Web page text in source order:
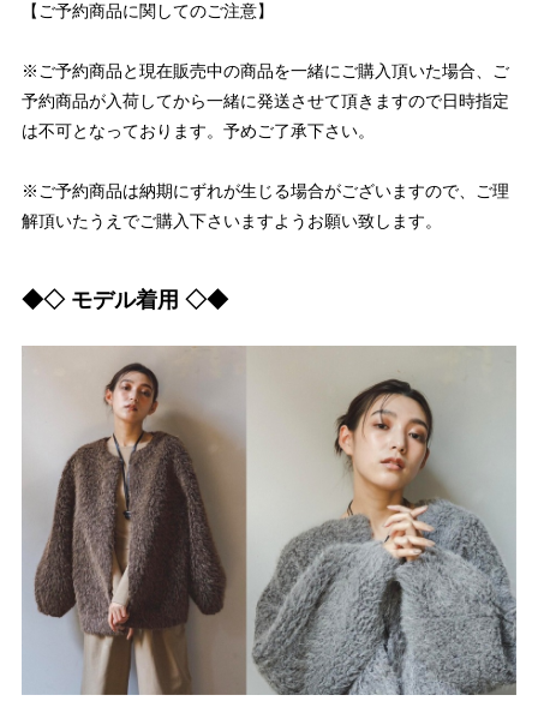
【ご予約商品に関してのご注意】
※ご予約商品と現在販売中の商品を一緒にご購入頂いた場合、ご
予約商品が入荷してから一緒に発送させて頂きますので日時指定
は不可となっております。予めご了承下さい。
※ご予約商品は納期にずれが生じる場合がございますので、ご理
解頂いたうえでご購入下さいますようお願い致します。
◆◇ モデル着用 ◇◆